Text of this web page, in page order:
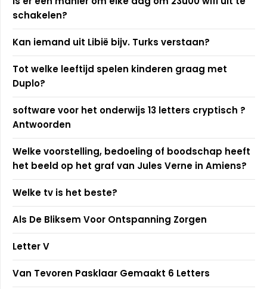
schakelen?
Kan iemand uit Libië bijv. Turks verstaan?
Tot welke leeftijd spelen kinderen graag met
Duplo?
software voor het onderwijs 13 letters cryptisch ?
Antwoorden
Welke voorstelling, bedoeling of boodschap heeft
het beeld op het graf van Jules Verne in Amiens?
Welke tv is het beste?
Als De Bliksem Voor Ontspanning Zorgen
Letter V
Van Tevoren Pasklaar Gemaakt 6 Letters